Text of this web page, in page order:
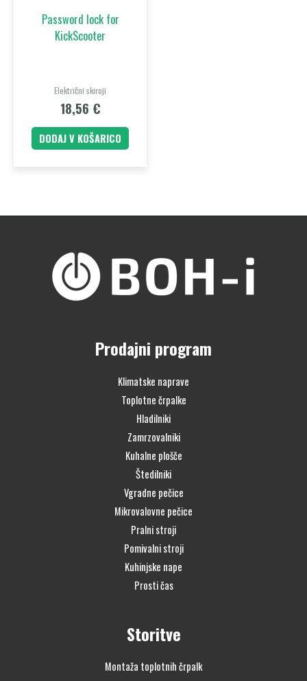
Password lock for
KickScooter
Električni skiroji
18,56 €
DODAJ V KOŠARICO
Prodajni program
Klimatske naprave
Toplotne črpalke
Hladilniki
Zamrzovalniki
Kuhalne plošče
Štedilniki
Vgradne pečice
Mikrovalovne pečice
Pralni stroji
Pomivalni stroji
Kuhinjske nape
Prosti čas
Storitve
Montaža toplotnih črpalk